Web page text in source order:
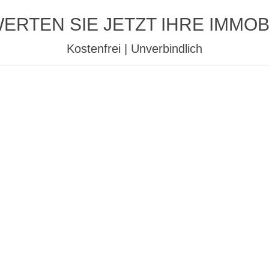
SIE JETZT IHRE
Kostenfrei | Unverbindlich